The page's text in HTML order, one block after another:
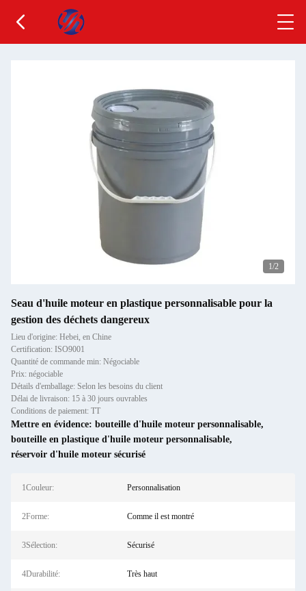
1/2
Seau d'huile moteur en plastique personnalisable pour la
gestion des déchets dangereux
Lieu d'origine: Hebei, en Chine
Certification: ISO9001
Quantité de commande min: Négociable
Prix: négociable
Détails d'emballage: Selon les besoins du client
Délai de livraison: 15 à 30 jours ouvrables
Conditions de paiement: TT
Mettre en évidence: bouteille d'huile moteur personnalisable,
bouteille en plastique d'huile moteur personnalisable,
réservoir d'huile moteur sécurisé
1Couleur: Personnalisation
2Forme: Comme il est montré
3Sélection: Sécurisé
4Durabilité: Très haut